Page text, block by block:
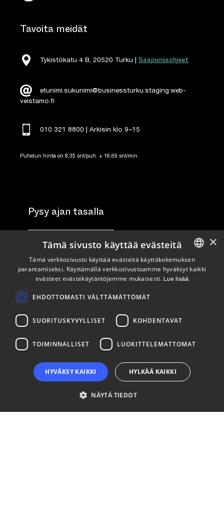
Tavoita meidät
Tykistökatu 4 B, 20520 Turku | Saapumisohjeet
etunimi.sukunimi@businessturku.staging.web-
veistamo.fi
010 321 8800 | Arkisin klo 9–15
Puhelun hinta on 8,35 snt/puh. + 16,69 snt/min.
Pysy ajan tasalla
Tilaa uutiskirje
Seuraa meitä
LinkedIn Facebook Instagram
ENGLISH
×
Tämä sivusto käyttää evästeitä
Tämä verkkosivusto käyttää evästeitä käyttökokemuksen
parantamiseksi. Käyttämällä verkkosivustoamme hyväksyt kaikki
evästeet evästekäytäntöjemme mukaisesti.Lue lisää
EHDOTTOMASTI VÄLTTÄMÄTTÖMÄT
SUORITUSKYVYLLISET KOHDENTAVAT
TOIMINNALLISET LUOKITTELEMATTOMAT
HYVÄKSY KAIKKI HYLKÄÄ KAIKKI
NÄYTÄ TIEDOT